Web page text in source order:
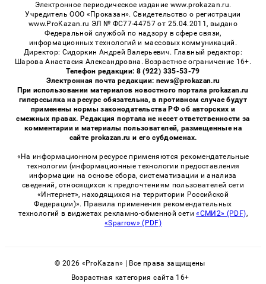
Электронное периодическое издание www.prokazan.ru.
Учредитель ООО «Проказан». Cвидетельство о регистрации
www.ProKazan.ru ЭЛ № ФС77-44757 от 25.04.2011, выдано
Федеральной службой по надзору в сфере связи,
информационных технологий и массовых коммуникаций.
Директор: Сидоркин Андрей Валерьевич. Главный редактор:
Шарова Анастасия Александровна. Возрастное ограничение 16+.
Телефон редакции: 8 (922) 335-53-79
Электронная почта редакции: news@prokazan.ru
При использовании материалов новостного портала prokazan.ru
гиперссылка на ресурс обязательна, в противном случае будут
применены нормы законодательства РФ об авторских и
смежных правах. Редакция портала не несет ответственности за
комментарии и материалы пользователей, размещенные на
сайте prokazan.ru и его субдоменах.
«На информационном ресурсе применяются рекомендательные
технологии (информационные технологии предоставления
информации на основе сбора, систематизации и анализа
сведений, относящихся к предпочтениям пользователей сети
«Интернет», находящихся на территории Российской
Федерации)». Правила применения рекомендательных
технологий в виджетах рекламно-обменной сети«СМИ2» (PDF),
«Sparrow» (PDF)
© 2026 «ProKazan» | Все права защищены
Возрастная категория сайта 16+